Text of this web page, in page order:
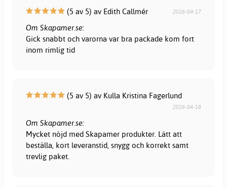
(5 av 5) av Edith Callmér 2026-04-17
Om Skapamer.se:
Gick snabbt och varorna var bra packade kom fort
inom rimlig tid
(5 av 5) av Kulla Kristina Fagerlund
2026-04-18
Om Skapamer.se:
Mycket nöjd med Skapamer produkter. Lätt att
beställa, kort leveranstid, snygg och korrekt samt
trevlig paket.